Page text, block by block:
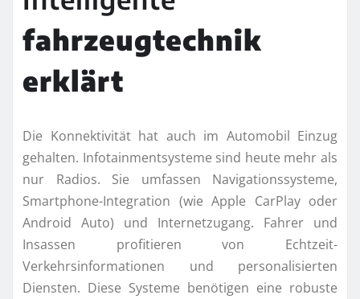
fahrzeugtechnik
erklärt
Die Konnektivität hat auch im Automobil Einzug
gehalten. Infotainmentsysteme sind heute mehr als
nur Radios. Sie umfassen Navigationssysteme,
Smartphone-Integration (wie Apple CarPlay oder
Android Auto) und Internetzugang. Fahrer und
Insassen profitieren von Echtzeit-
Verkehrsinformationen und personalisierten
Diensten. Diese Systeme benötigen eine robuste